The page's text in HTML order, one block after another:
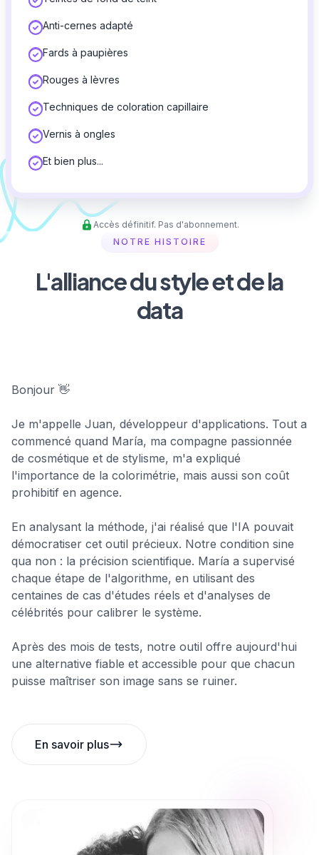
Anti-cernes adapté
Fards à paupières
Rouges à lèvres
Techniques de coloration capillaire
Vernis à ongles
Et bien plus...
Accès définitif. Pas d'abonnement.
NOTRE HISTOIRE
L'alliance du style et de la
data
Bonjour 👋
Je m'appelle Juan, développeur d'applications. Tout a
commencé quand María, ma compagne passionnée
de cosmétique et de stylisme, m'a expliqué
l'importance de la colorimétrie, mais aussi son coût
prohibitif en agence.
En analysant la méthode, j'ai réalisé que l'IA pouvait
démocratiser cet outil précieux. Notre condition sine
qua non : la précision scientifique. María a supervisé
chaque étape de l'algorithme, en utilisant des
centaines de cas d'études réels et d'analyses de
célébrités pour calibrer le système.
Après des mois de tests, notre outil offre aujourd'hui
une alternative fiable et accessible pour que chacun
puisse maîtriser son image sans se ruiner.
En savoir plus